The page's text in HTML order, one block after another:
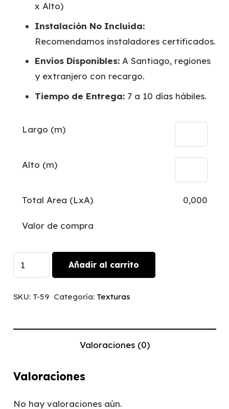
x Alto)
Instalación No Incluida:
Recomendamos instaladores certificados.
Envíos Disponibles: A Santiago, regiones
y extranjero con recargo.
Tiempo de Entrega: 7 a 10 días hábiles.
Largo (m)
Alto (m)
Total Area (LxA) 0,000
Valor de compra
|
Añadir al carrito
SKU: T-59 Categoría: Texturas
Valoraciones (0)
Valoraciones
No hay valoraciones aún.